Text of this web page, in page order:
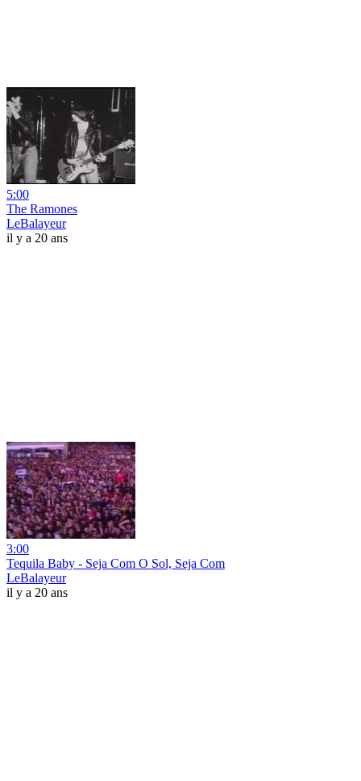
5:00
The Ramones
LeBalayeur
il y a 20 ans
3:00
Tequila Baby - Seja Com O Sol, Seja Com
LeBalayeur
il y a 20 ans